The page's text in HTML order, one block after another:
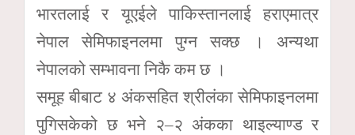
भारतलाई र यूएईले पाकिस्तानलाई हराएमात्र
नेपाल सेमिफाइनलमा पुग्न सक्छ । अन्यथा
नेपालको सम्भावना निकै कम छ ।
समूह बीबाट ४ अंकसहित श्रीलंका सेमिफाइनलमा
पुगिसकेको छ भने २–२ अंकका थाइल्याण्ड र